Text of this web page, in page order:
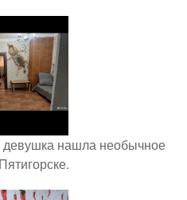
девушка нашла необычное